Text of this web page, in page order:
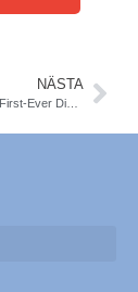
NÄSTA
Pediatricians Issue First-Ever Diabetes Guidelines for Children